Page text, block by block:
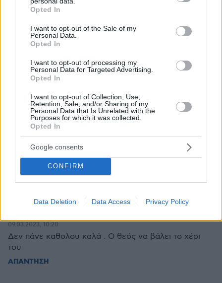
grant or deny consent to Google and its third-party tags to
use your data for below specified purposes in below Google
consent section.
Opted In
I want to opt-out of the Sale of my
Personal Data.
Opted In
I want to opt-out of processing my
Personal Data for Targeted Advertising.
Opted In
I want to opt-out of Collection, Use,
Retention, Sale, and/or Sharing of my
Personal Data that Is Unrelated with the
Purposes for which it was collected.
Opted In
Google consents
CONFIRM
Data Deletion Data Access Privacy Policy
Oποια νεοταξιτικη αηδια βρισκουν εκει στο
σαν τον Guardian τα σερβιρουν στους ντοπιους
σανοφαγους.
09.03.2023, 12:51
Τι ωραια που ειναι ολα στις φωτογραφιες!... Εναν
τετοιο μπαμπα θα ηθελα κι εγω για τα παιδια μου! Να
κραταει τρυφερα στην αγκαλια του το μωρακι... να
του ετοιμαζει και να του δινει το γαλατακι του, να το
φιλαει τρυφερα... να του αλλαζει και τις πανες... να
σηκωνεται το βραδυ οταν κλαιει... και πανω απ ολα να
μην λεει : "Σηκω πανω, μωρη! Εσυ εισαι η μανα!"
ΑΠΑΝΤΗΣΗ
09.03.2023, 10:20
Δεν πάνε καθολου καλά . Ο θεός να βάλει το χέρι
του
ΑΠΑΝΤΗΣΗ